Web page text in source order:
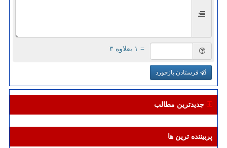
= ۱ بعلاوه ۳
فرستادن بازخورد
جدیدترین مطالب
پربیننده ترین ها